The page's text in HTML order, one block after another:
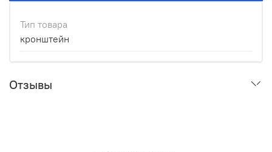
Тип товара
кронштейн
Отзывы